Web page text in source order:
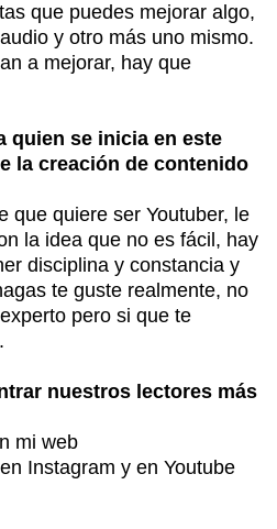
que puedes mejorar algo,
y otro más uno mismo.
a mejorar, hay que
quien se inicia en este
la creación de contenido
que quiere ser Youtuber, le
la idea que no es fácil, hay
disciplina y constancia y
te guste realmente, no
pero si que te
nuestros lectores más
mi web
Instagram y en Youtube